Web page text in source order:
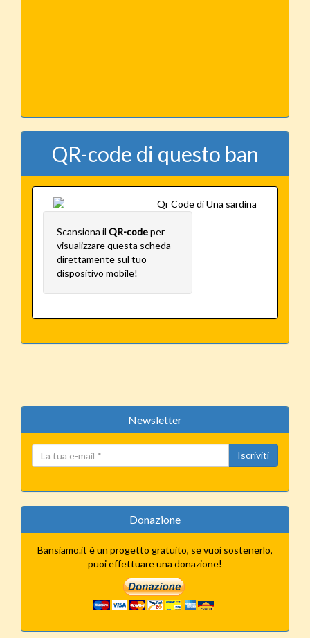
QR-code di questo ban
Scansiona il QR-codeper
visualizzare questa scheda
direttamente sul tuo
dispositivo mobile!
Newsletter
Iscriviti
Donazione
Bansiamo.it è un progetto gratuito, se vuoi sostenerlo,
puoi effettuare una donazione!